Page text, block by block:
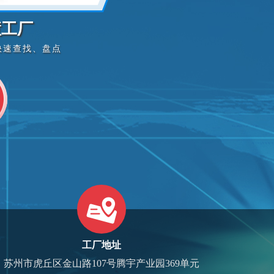
厂
查找、盘点
工厂地址
苏州市虎丘区金山路107号腾宇产业园369单元